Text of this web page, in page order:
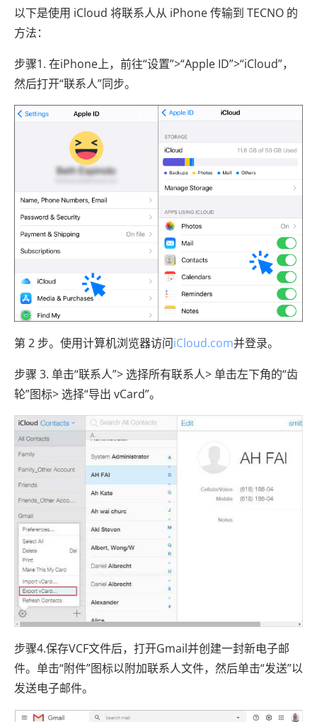
以下是使用 iCloud 将联系人从 iPhone 传输到 TECNO 的
方法：
步骤1. 在iPhone上，前往“设置”>“Apple ID”>“iCloud”，
然后打开“联系人”同步。
第 2 步。使用计算机浏览器访问iCloud.com并登录。
步骤 3. 单击“联系人”> 选择所有联系人> 单击左下角的“齿
轮”图标> 选择“导出 vCard”。
步骤4.保存VCF文件后，打开Gmail并创建一封新电子邮
件。单击“附件”图标以附加联系人文件，然后单击“发送”以
发送电子邮件。